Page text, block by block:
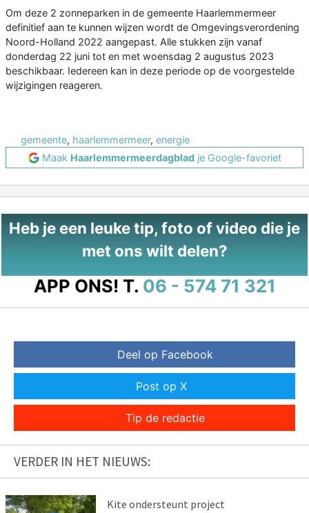
Om deze 2 zonneparken in de gemeente Haarlemmermeer
definitief aan te kunnen wijzen wordt de Omgevingsverordening
Noord-Holland 2022 aangepast. Alle stukken zijn vanaf
donderdag 22 juni tot en met woensdag 2 augustus 2023
beschikbaar. Iedereen kan in deze periode op de voorgestelde
wijzigingen reageren.
gemeente, haarlemmermeer, energie
Maak Haarlemmermeerdagbladje Google-favoriet
Heb je een leuke tip, foto of video die je
met ons wilt delen?
APP ONS! T. 06 - 574 71 321
Deel op Facebook
Post op X
Tip de redactie
VERDER IN HET NIEUWS:
Kite ondersteunt project